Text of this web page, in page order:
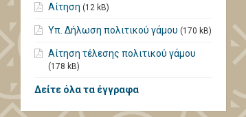
Αίτηση (12 kB)
Υπ. Δήλωση πολιτικού γάμου (170 kB)
Αίτηση τέλεσης πολιτικού γάμου
(178 kB)
Δείτε όλα τα έγγραφα